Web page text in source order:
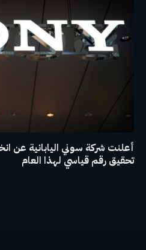
أعلنت شركة سوني اليابانية عن
تحقيق رقم قياسي لهذا العام